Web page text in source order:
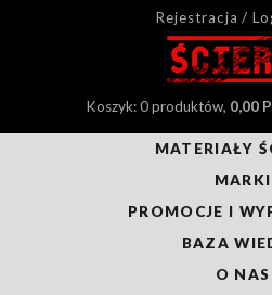
Rejestracja /
Koszyk: 0 produktów, 0,00
MATERIAŁY
MARKI
PROMOCJE I
BAZA
O NAS